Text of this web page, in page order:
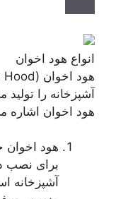
انواع هود اخوان
آشپزخانه را تولید
هود اخوان اشاره
برای نصب
آشپزخانه